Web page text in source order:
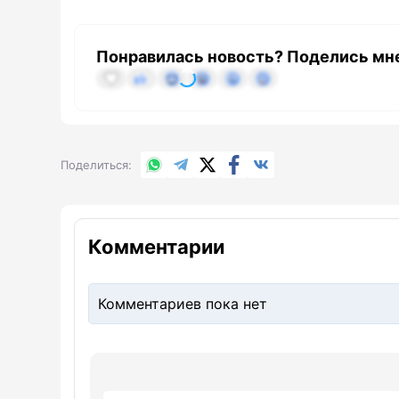
Понравилась новость? Поделись
Поделиться WhatsApp
TelegramX.comFacebook
Комментарии
Комментариев пока нет